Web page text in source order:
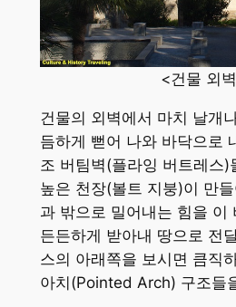
<건물 외
건물의 외벽에서 마치 날개
듬하게 뻗어 나와 바닥으로
조 버팀벽(플라잉 버트레스)
높은 천장(볼트 지붕)이 만
과 밖으로 밀어내는 힘을 이
든든하게 받아내 땅으로 전
스의 아래쪽을 보시면 큼직
아치(Pointed Arch) 구조들